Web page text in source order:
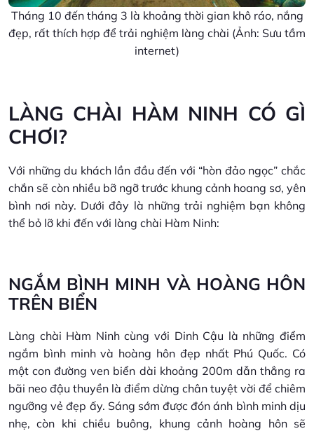
Tháng 10 đến tháng 3 là khoảng thời gian khô ráo, nắng
đẹp, rất thích hợp để trải nghiệm làng chài (Ảnh: Sưu tầm
internet)
LÀNG CHÀI HÀM NINH CÓ GÌ
CHƠI?
Với những du khách lần đầu đến với “hòn đảo ngọc” chắc
chắn sẽ còn nhiều bỡ ngỡ trước khung cảnh hoang sơ, yên
bình nơi này. Dưới đây là những trải nghiệm bạn không
thể bỏ lỡ khi đến với làng chài Hàm Ninh:
NGẮM BÌNH MINH VÀ HOÀNG HÔN
TRÊN BIỂN
Làng chài Hàm Ninh cùng với Dinh Cậu là những điểm
ngắm bình minh và hoàng hôn đẹp nhất Phú Quốc. Có
một con đường ven biển dài khoảng 200m dẫn thẳng ra
bãi neo đậu thuyền là điểm dừng chân tuyệt vời để chiêm
ngưỡng vẻ đẹp ấy. Sáng sớm được đón ánh bình minh dịu
nhẹ, còn khi chiều buông, khung cảnh hoàng hôn sẽ